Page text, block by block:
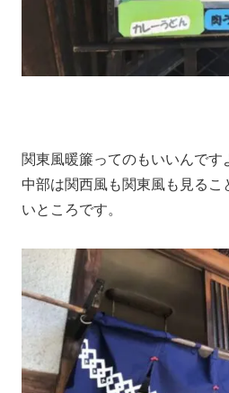
関東風暖簾ってのもいいんです
中部は関西風も関東風も見るこ
いところです。